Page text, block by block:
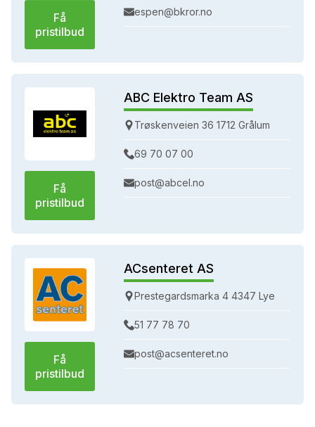
Få
pristilbud
espen@bkror.no
Få
pristilbud
ABC Elektro Team AS
Trøskenveien 36 1712 Grålum
69 70 07 00
post@abcel.no
Få
pristilbud
ACsenteret AS
Prestegardsmarka 4 4347 Lye
51 77 78 70
post@acsenteret.no